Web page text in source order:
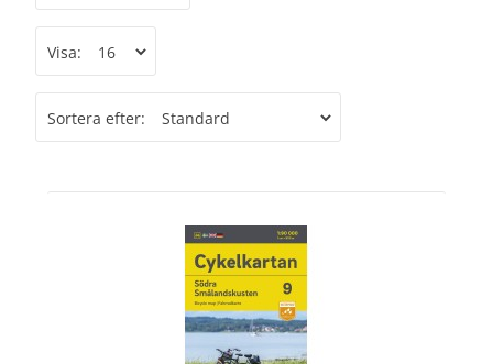
Visa:
Sortera efter: